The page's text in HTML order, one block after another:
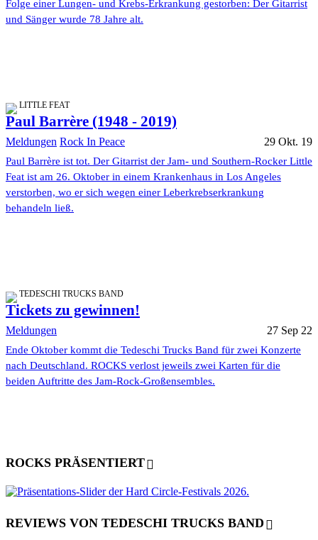
Folge einer Lungen- und Krebs-Erkrankung gestorben: Der Gitarrist
und Sänger wurde 78 Jahre alt.
LITTLE FEAT
Paul Barrère (1948 - 2019)
Meldungen Rock In Peace 29 Okt. 19
Paul Barrère ist tot. Der Gitarrist der Jam- und Southern-Rocker Little
Feat ist am 26. Oktober in einem Krankenhaus in Los Angeles
verstorben, wo er sich wegen einer Leberkrebserkrankung
behandeln ließ.
TEDESCHI TRUCKS BAND
Tickets zu gewinnen!
Meldungen 27 Sep 22
Ende Oktober kommt die Tedeschi Trucks Band für zwei Konzerte
nach Deutschland. ROCKS verlost jeweils zwei Karten für die
beiden Auftritte des Jam-Rock-Großensembles.
ROCKS PRÄSENTIERT
REVIEWS VON TEDESCHI TRUCKS BAND